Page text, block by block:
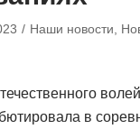
Наши новости,
в